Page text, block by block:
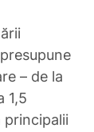
– de la
1,5
principalii